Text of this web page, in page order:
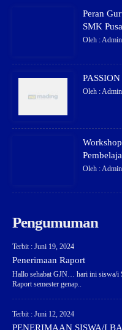
Peran
SMK
Oleh : Admin
Oleh : Admin
Oleh : Admin
Pengumuman
Terbit : Juni 19, 2024
Penerimaan Raport
Hallo sehabat GJN… hari ini siswa/i
Raport semester genap..
Terbit : Juni 12, 2024
PENERIMAAN SISWA/I